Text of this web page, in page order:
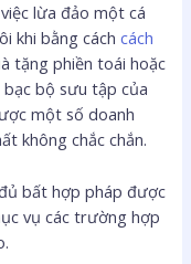
lừa đảo một cá
khi bằng cáchcách
tặng phiền toái hoặc
bộ sưu tập của
một số doanh
không chắc chắn.
bất hợp pháp được
vụ các trường hợp